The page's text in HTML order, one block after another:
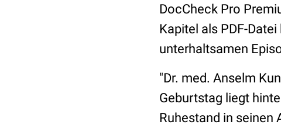
DocCheck Pro
Kapitel als PDF-
unterhaltsamen
"Dr. med. Anselm
Geburtstag liegt
Ruhestand in seinen